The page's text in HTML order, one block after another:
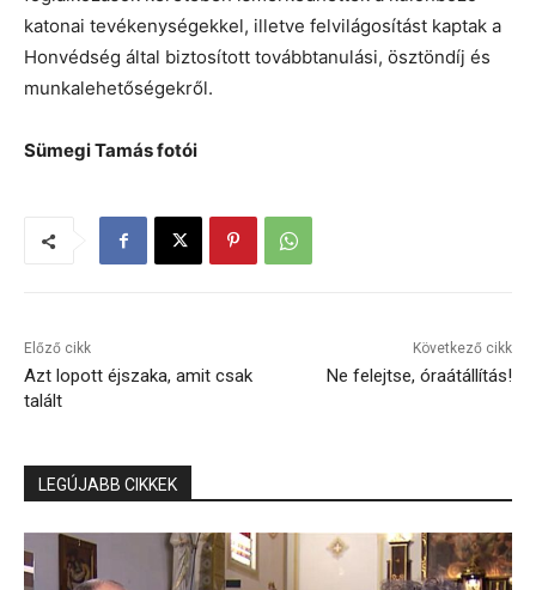
katonai tevékenységekkel, illetve felvilágosítást kaptak a
Honvédség által biztosított továbbtanulási, ösztöndíj és
munkalehetőségekről.
Sümegi Tamás fotói
Előző cikk
Azt lopott éjszaka, amit csak
talált
Következő cikk
Ne felejtse, óraátállítás!
LEGÚJABB CIKKEK